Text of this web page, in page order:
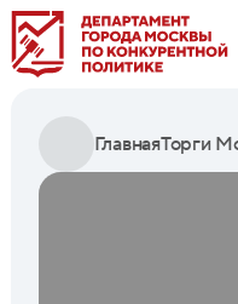
ГлавнаяТорги